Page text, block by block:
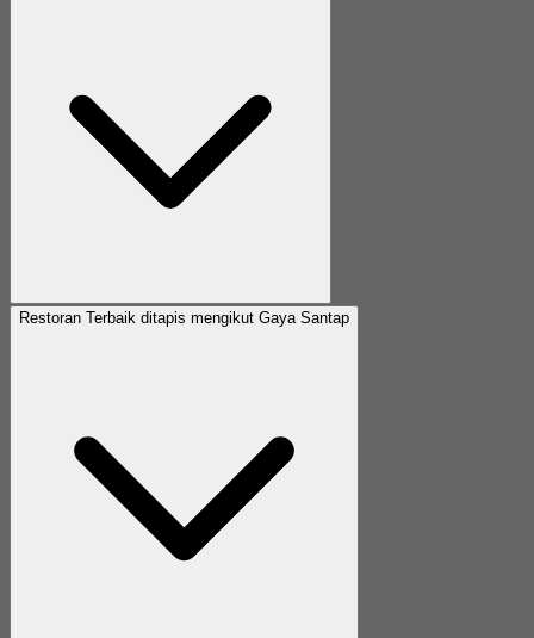
Restoran Terbaik ditapis mengikut Gaya Santap